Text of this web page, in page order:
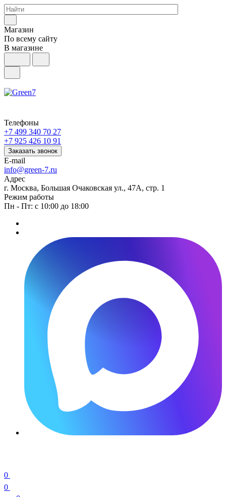
Магазин
По всему сайту
В магазине
Телефоны
+7 499 340 70 27
+7 925 426 10 91
Заказать звонок
E-mail
info@green-7.ru
Адрес
г. Москва, Большая Очаковская ул., 47А, стр. 1
Режим работы
Пн - Пт: с 10:00 до 18:00
0
0